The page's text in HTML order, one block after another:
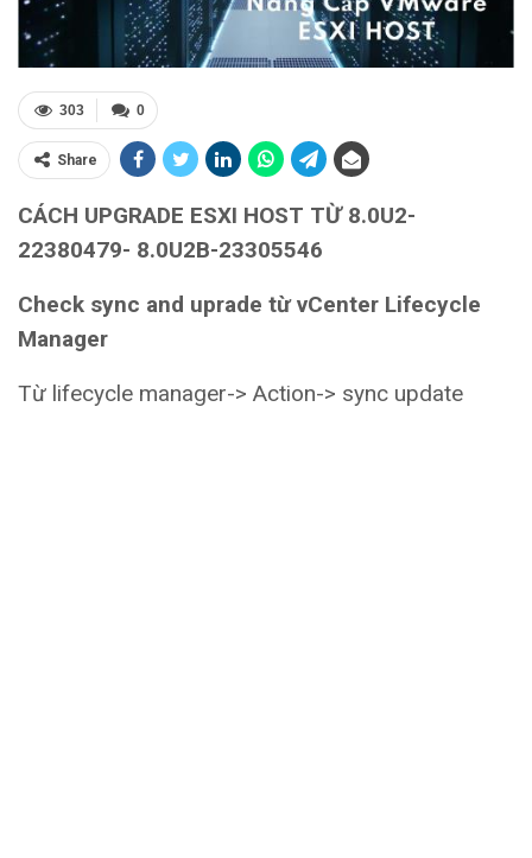
0
303
Share
CÁCH UPGRADE ESXI HOST TỪ 8.0U2-
22380479- 8.0U2B-23305546
Check sync and uprade từ vCenter Lifecycle
Manager
Từ lifecycle manager-> Action-> sync update